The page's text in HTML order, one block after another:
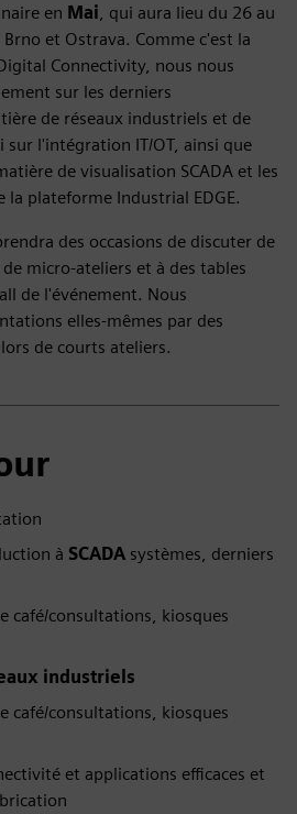
en Mai , qui aura lieu du 26 au
et Ostrava. Comme c'est la
Connectivity, nous nous
sur les derniers
de réseaux industriels et de
sur l'intégration IT/OT, ainsi que
de visualisation SCADA et les
la plateforme Industrial EDGE.
des occasions de discuter de
micro-ateliers et à des tables
de l'événement. Nous
elles-mêmes par des
de courts ateliers.
à SCADA systèmes, derniers
café/consultations, kiosques
industriels
café/consultations, kiosques
et applications efficaces et